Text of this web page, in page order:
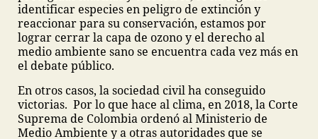
identificar especies en peligro de extinción y
reaccionar para su conservación, estamos por
lograr cerrar la capa de ozono y el derecho al
medio ambiente sano se encuentra cada vez más en
el debate público.
En otros casos, la sociedad civil ha conseguido
victorias. Por lo que hace al clima, en 2018, la Corte
Suprema de Colombia ordenó al Ministerio de
Medio Ambiente y a otras autoridades que se